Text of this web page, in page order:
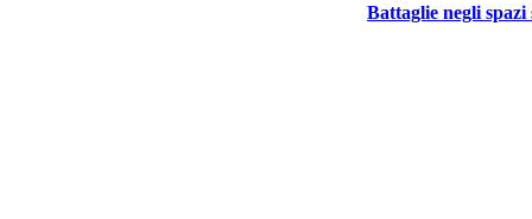
Battaglie negli spazi